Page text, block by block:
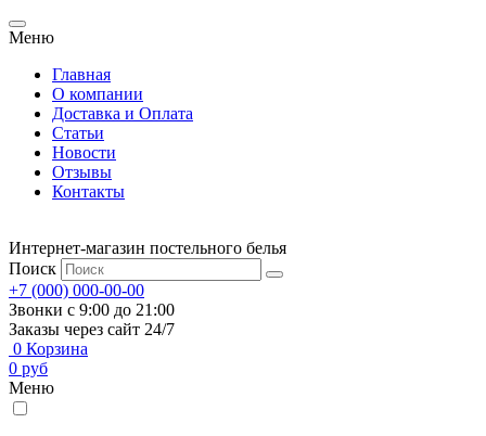
Меню
Главная
О компании
Доставка и Оплата
Статьи
Новости
Отзывы
Контакты
Интернет-магазин постельного белья
Поиск
+7 (000) 000-00-00
Звонки с 9:00 до 21:00
Заказы через сайт 24/7
0 Корзина
0 руб
Меню